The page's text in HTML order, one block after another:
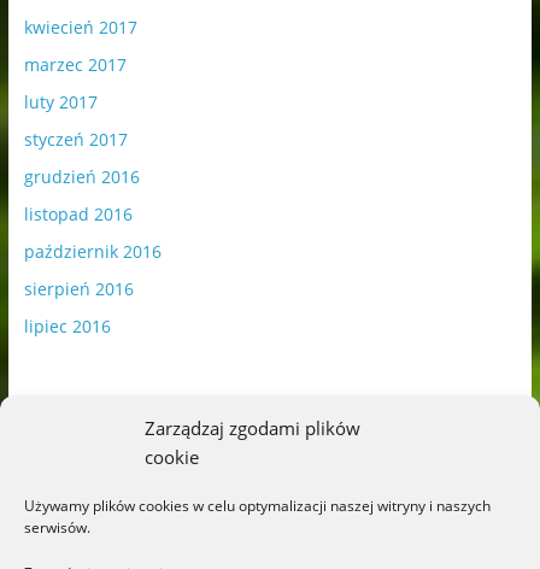
Zarządzaj zgodami plików
cookie
Używamy plików cookies w celu optymalizacji naszej witryny i naszych
serwisów.
kwiecień 2017
marzec 2017
luty 2017
styczeń 2017
grudzień 2016
listopad 2016
październik 2016
sierpień 2016
lipiec 2016